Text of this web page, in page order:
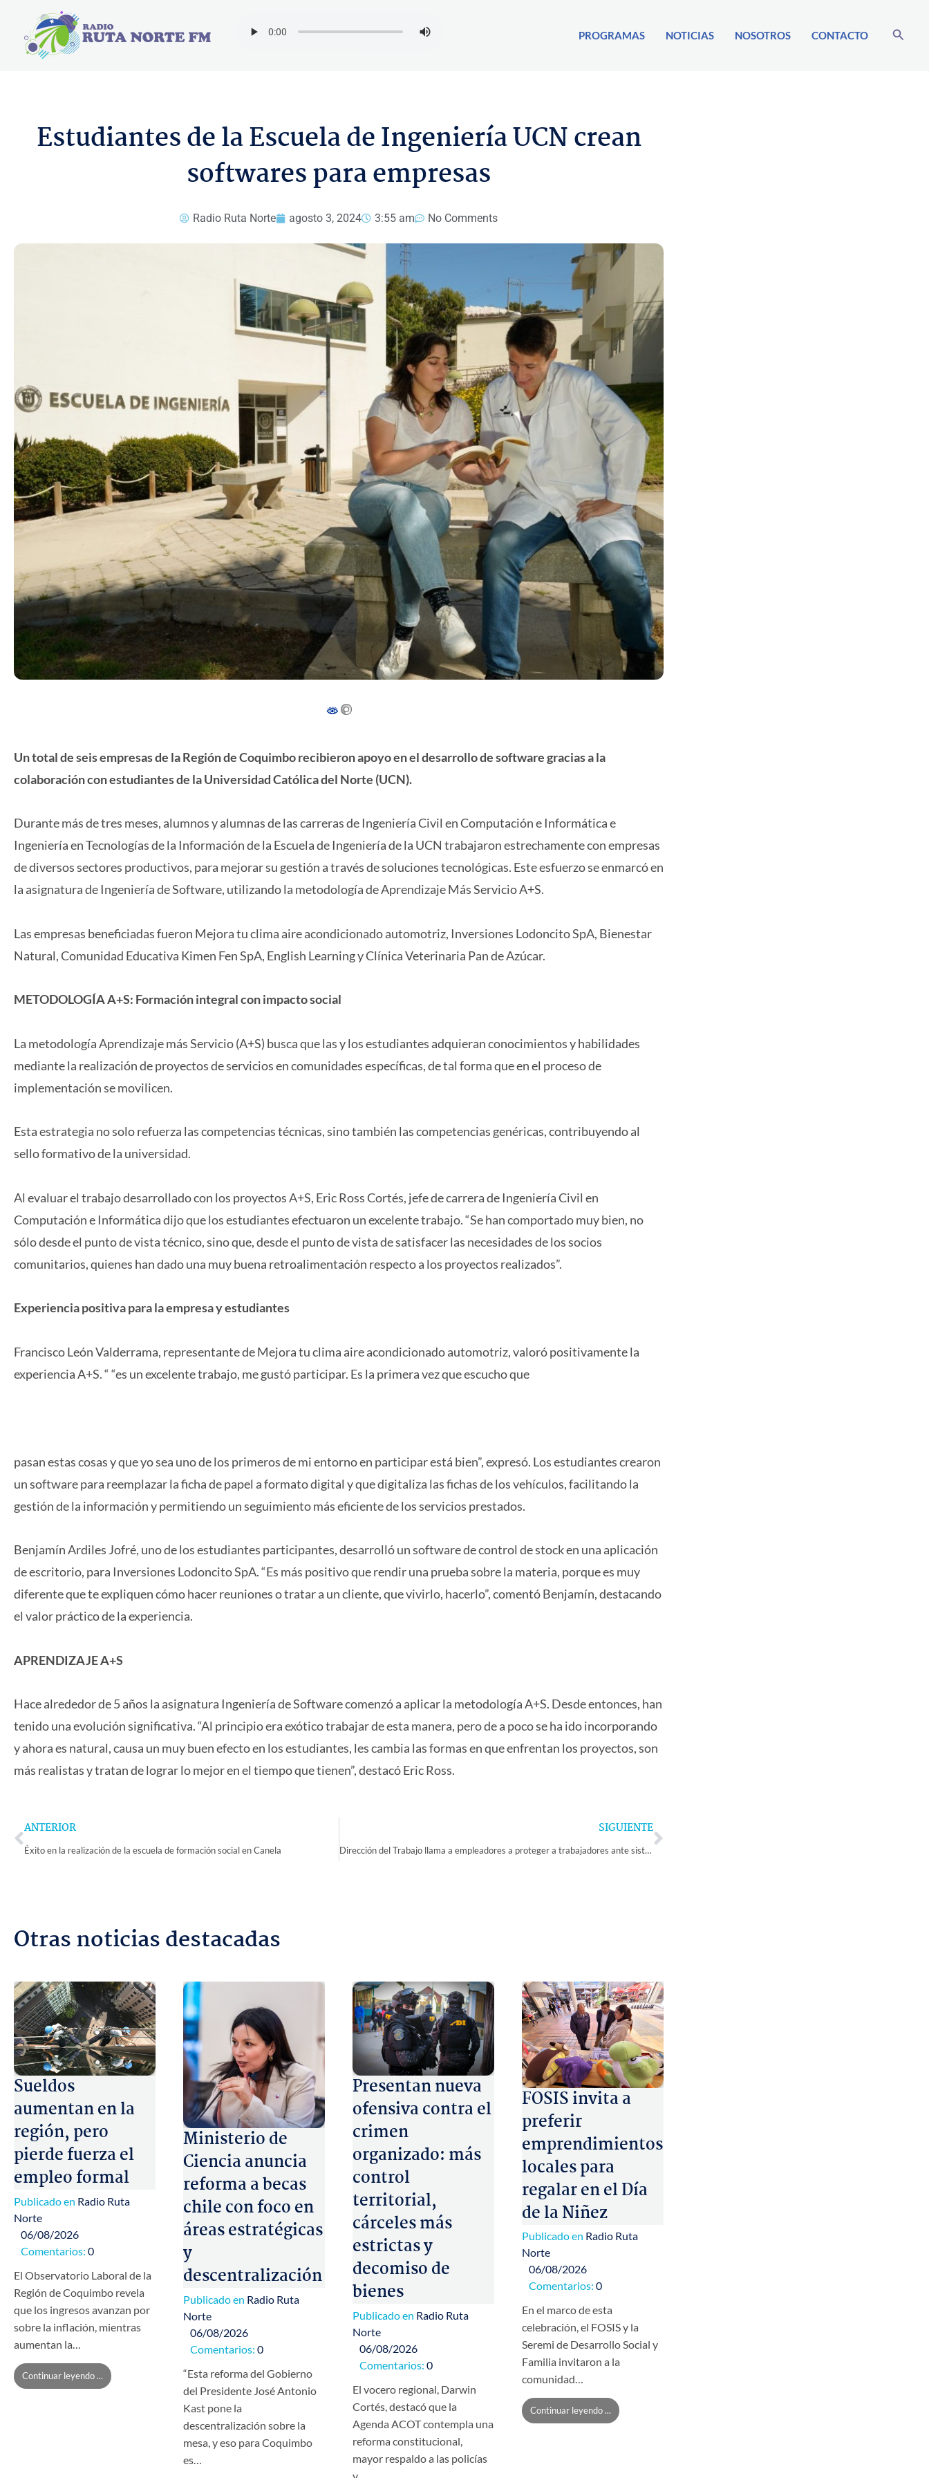
PROGRAMAS NOTICIAS NOSOTROS CONTACTO Buscar
Estudiantes de la Escuela de Ingeniería UCN crean
softwares para empresas
Radio Ruta Norte agosto 3, 2024 3:55 am No Comments
Un total de seis empresas de la Región de Coquimbo recibieron apoyo en el desarrollo de software gracias a la
colaboración con estudiantes de la Universidad Católica del Norte (UCN).
Durante más de tres meses, alumnos y alumnas de las carreras de Ingeniería Civil en Computación e Informática e
Ingeniería en Tecnologías de la Información de la Escuela de Ingeniería de la UCN trabajaron estrechamente con empresas
de diversos sectores productivos, para mejorar su gestión a través de soluciones tecnológicas. Este esfuerzo se enmarcó en
la asignatura de Ingeniería de Software, utilizando la metodología de Aprendizaje Más Servicio A+S.
Las empresas beneficiadas fueron Mejora tu clima aire acondicionado automotriz, Inversiones Lodoncito SpA, Bienestar
Natural, Comunidad Educativa Kimen Fen SpA, English Learning y Clínica Veterinaria Pan de Azúcar.
METODOLOGÍA A+S: Formación integral con impacto social
La metodología Aprendizaje más Servicio (A+S) busca que las y los estudiantes adquieran conocimientos y habilidades
mediante la realización de proyectos de servicios en comunidades específicas, de tal forma que en el proceso de
implementación se movilicen.
Esta estrategia no solo refuerza las competencias técnicas, sino también las competencias genéricas, contribuyendo al
sello formativo de la universidad.
Al evaluar el trabajo desarrollado con los proyectos A+S, Eric Ross Cortés, jefe de carrera de Ingeniería Civil en
Computación e Informática dijo que los estudiantes efectuaron un excelente trabajo. “Se han comportado muy bien, no
sólo desde el punto de vista técnico, sino que, desde el punto de vista de satisfacer las necesidades de los socios
comunitarios, quienes han dado una muy buena retroalimentación respecto a los proyectos realizados”.
Experiencia positiva para la empresa y estudiantes
Francisco León Valderrama, representante de Mejora tu clima aire acondicionado automotriz, valoró positivamente la
experiencia A+S. “ “es un excelente trabajo, me gustó participar. Es la primera vez que escucho que
pasan estas cosas y que yo sea uno de los primeros de mi entorno en participar está bien”, expresó. Los estudiantes crearon
un software para reemplazar la ficha de papel a formato digital y que digitaliza las fichas de los vehículos, facilitando la
gestión de la información y permitiendo un seguimiento más eficiente de los servicios prestados.
Benjamín Ardiles Jofré, uno de los estudiantes participantes, desarrolló un software de control de stock en una aplicación
de escritorio, para Inversiones Lodoncito SpA. “Es más positivo que rendir una prueba sobre la materia, porque es muy
diferente que te expliquen cómo hacer reuniones o tratar a un cliente, que vivirlo, hacerlo”, comentó Benjamín, destacando
el valor práctico de la experiencia.
APRENDIZAJE A+S
Hace alrededor de 5 años la asignatura Ingeniería de Software comenzó a aplicar la metodología A+S. Desde entonces, han
tenido una evolución significativa. “Al principio era exótico trabajar de esta manera, pero de a poco se ha ido incorporando
y ahora es natural, causa un muy buen efecto en los estudiantes, les cambia las formas en que enfrentan los proyectos, son
más realistas y tratan de lograr lo mejor en el tiempo que tienen”, destacó Eric Ross.
Prev
ANTERIOR
Éxito en la realización de la escuela de formación social en Canela
SIGUIENTE
Dirección del Trabajo llama a empleadores a proteger a trabajadores ante sistema frontal, incluyendo la posibilidad de ofrecer teletrabajo
Next
Otras noticias destacadas
Sueldos
aumentan en la
región, pero
pierde fuerza el
empleo formal
Publicado en Radio Ruta
Norte
06/08/2026
Comentarios: 0
El Observatorio Laboral de la
Región de Coquimbo revela
que los ingresos avanzan por
sobre la inflación, mientras
aumentan la…
Continuar leyendo ...
Ministerio de
Ciencia anuncia
reforma a becas
chile con foco en
áreas estratégicas
y
descentralización
Publicado en Radio Ruta
Norte
06/08/2026
Comentarios: 0
“Esta reforma del Gobierno
del Presidente José Antonio
Kast pone la
descentralización sobre la
mesa, y eso para Coquimbo
es…
Presentan nueva
ofensiva contra el
crimen
organizado: más
control
territorial,
cárceles más
estrictas y
decomiso de
bienes
Publicado en Radio Ruta
Norte
06/08/2026
Comentarios: 0
El vocero regional, Darwin
Cortés, destacó que la
Agenda ACOT contempla una
reforma constitucional,
mayor respaldo a las policías
FOSIS invita a
preferir
emprendimientos
locales para
regalar en el Día
de la Niñez
Publicado en Radio Ruta
Norte
06/08/2026
Comentarios: 0
En el marco de esta
celebración, el FOSIS y la
Seremi de Desarrollo Social y
Familia invitaron a la
comunidad…
Continuar leyendo ...